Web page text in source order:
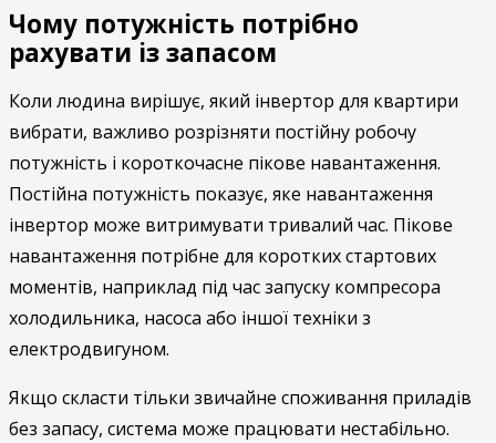
Чому потужність потрібно
рахувати із запасом
Коли людина вирішує, який інвертор для квартири
вибрати, важливо розрізняти постійну робочу
потужність і короткочасне пікове навантаження.
Постійна потужність показує, яке навантаження
інвертор може витримувати тривалий час. Пікове
навантаження потрібне для коротких стартових
моментів, наприклад під час запуску компресора
холодильника, насоса або іншої техніки з
електродвигуном.
Якщо скласти тільки звичайне споживання приладів
без запасу, система може працювати нестабільно.